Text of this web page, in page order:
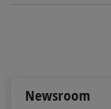
Newsroom